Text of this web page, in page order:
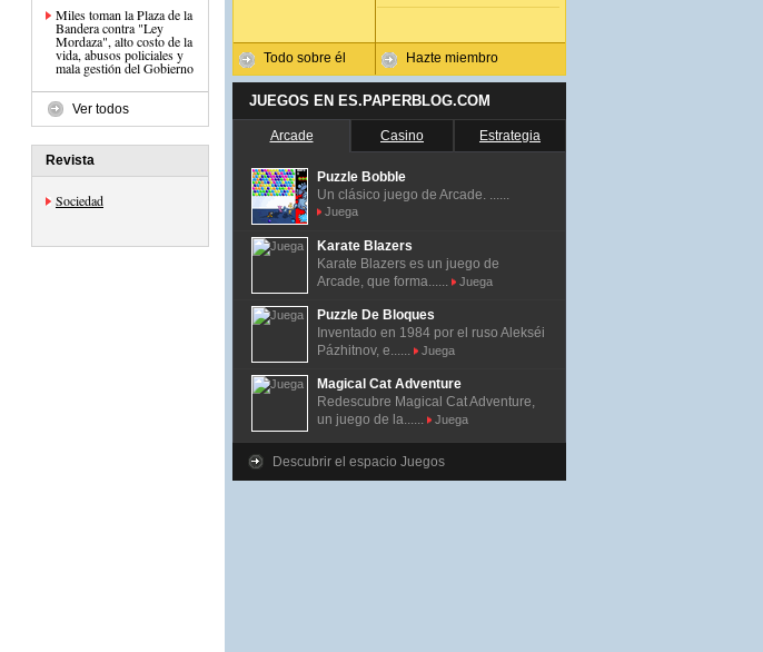
Miles toman la Plaza de la
Bandera contra "Ley
Mordaza", alto costo de la
vida, abusos policiales y
mala gestión del Gobierno
Ver todos
Revista
Sociedad
Todo sobre él Hazte miembro
JUEGOS EN ES.PAPERBLOG.COM
Arcade Casino Estrategia
Puzzle Bobble
Un clásico juego de Arcade. ......
Juega
Karate Blazers
Karate Blazers es un juego de
Arcade, que forma......
Juega
Puzzle De Bloques
Inventado en 1984 por el ruso Alekséi
Pázhitnov, e......
Juega
Magical Cat Adventure
Redescubre Magical Cat Adventure,
un juego de la......
Juega
Descubrir el espacio Juegos